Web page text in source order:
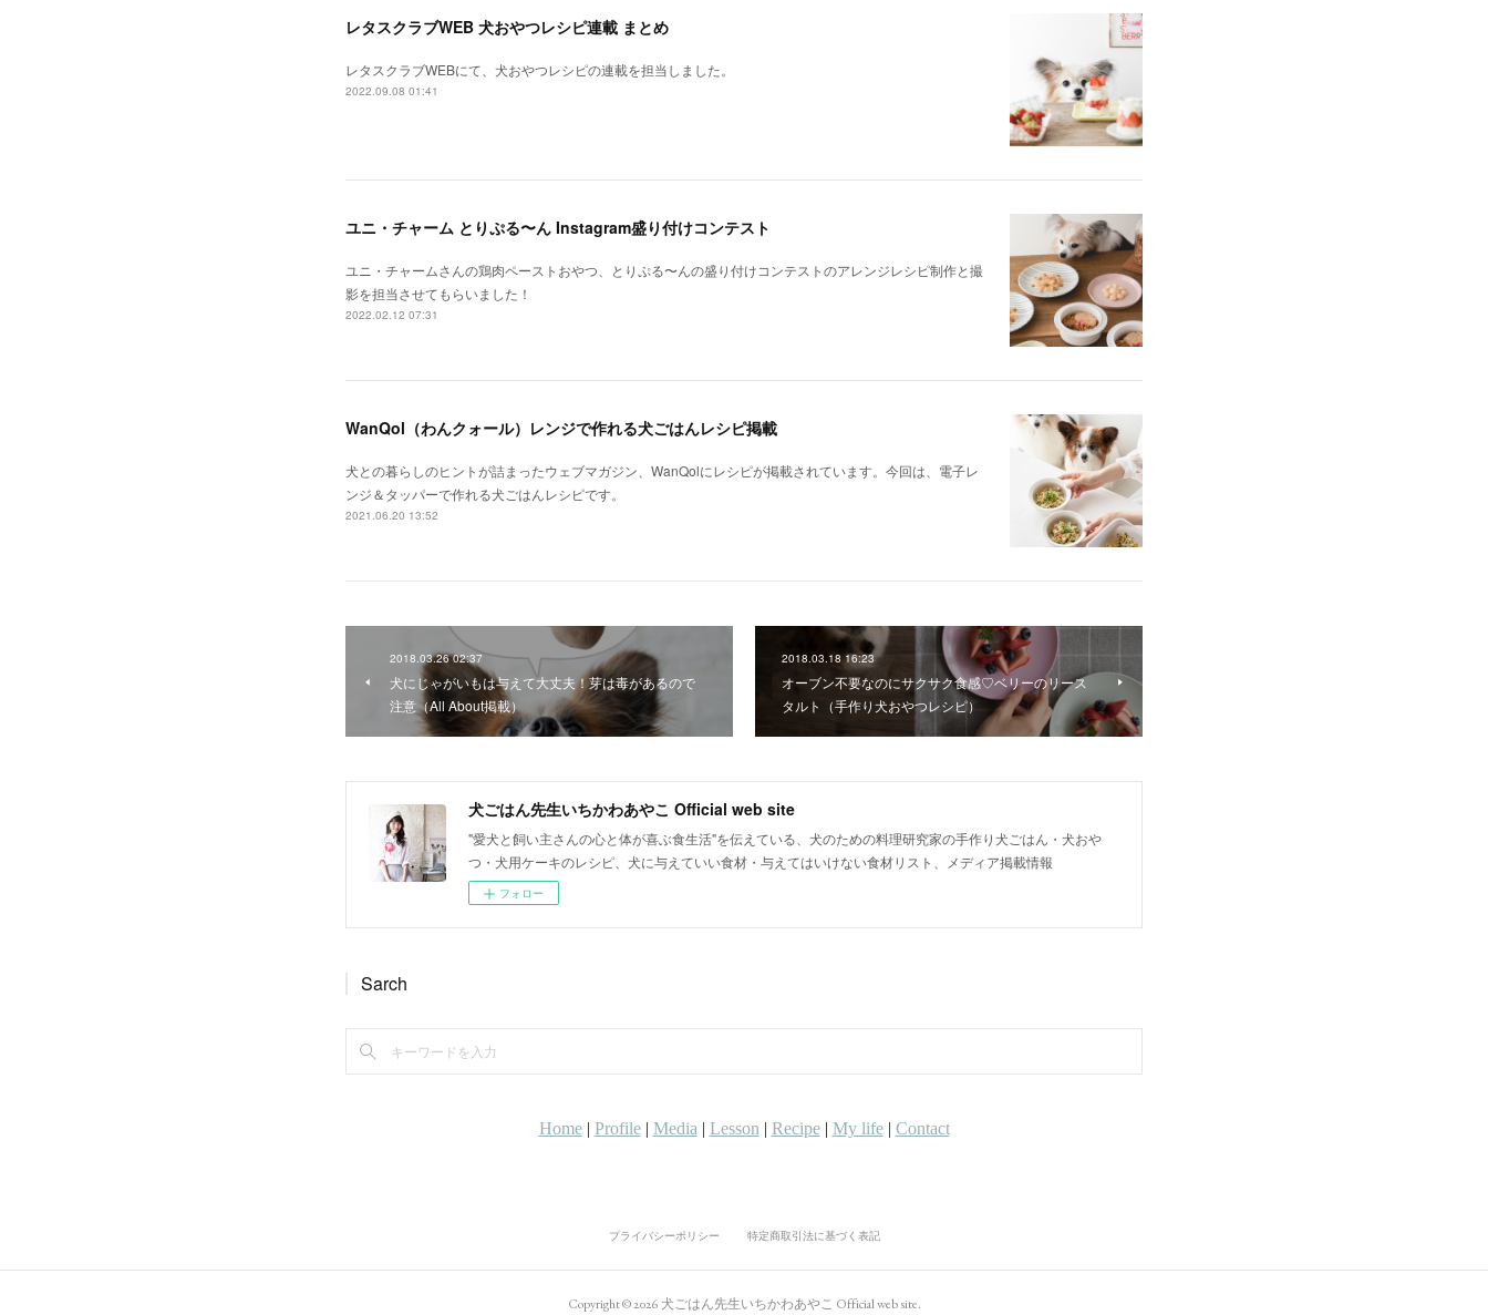
レタスクラブWEB 犬おやつレシピ連載 まとめ
レタスクラブWEBにて、犬おやつレシピの連載を担当しました。
2022.09.08 01:41
ユニ・チャーム とりぷる〜ん Instagram盛り付けコンテスト
ユニ・チャームさんの鶏肉ペーストおやつ、とりぷる〜んの盛り付けコンテストのアレンジレシピ制作と撮
影を担当させてもらいました！
2022.02.12 07:31
WanQol（わんクォール）レンジで作れる犬ごはんレシピ掲載
犬との暮らしのヒントが詰まったウェブマガジン、WanQolにレシピが掲載されています。今回は、電子レ
ンジ＆タッパーで作れる犬ごはんレシピです。
2021.06.20 13:52
2018.03.26 02:37
犬にじゃがいもは与えて大丈夫！芽は毒があるので
注意（All About掲載）
2018.03.18 16:23
オーブン不要なのにサクサク食感♡ベリーのリース
タルト（手作り犬おやつレシピ）
犬ごはん先生いちかわあやこ Official web site
"愛犬と飼い主さんの心と体が喜ぶ食生活"を伝えている、犬のための料理研究家の手作り犬ごはん・犬おや
つ・犬用ケーキのレシピ、犬に与えていい食材・与えてはいけない食材リスト、メディア掲載情報
フォロー
Sarch
プライバシーポリシー 特定商取引法に基づく表記
Copyright ©2026 犬ごはん先生いちかわあやこ Official web site.